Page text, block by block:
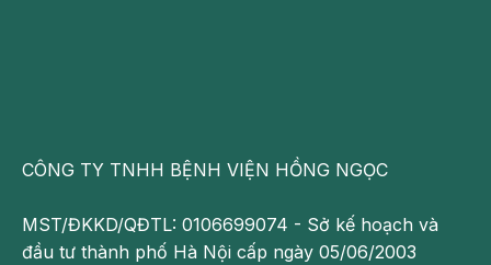
CÔNG TY TNHH BỆNH VIỆN HỒNG NGỌC
MST/ĐKKD/QĐTL: 0106699074 - Sở kế hoạch và
đầu tư thành phố Hà Nội cấp ngày 05/06/2003